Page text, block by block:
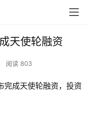
天使轮融资
阅读 803
完成天使轮融资，投资